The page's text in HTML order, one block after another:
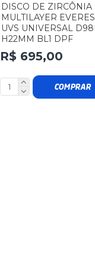
DISCO DE ZIRCÔNIA
MULTILAYER
UVS UNIVERSAL
H22MM BL1 DPF
R$ 695,00
COMPRAR